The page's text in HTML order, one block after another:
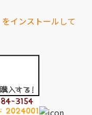
インストールして